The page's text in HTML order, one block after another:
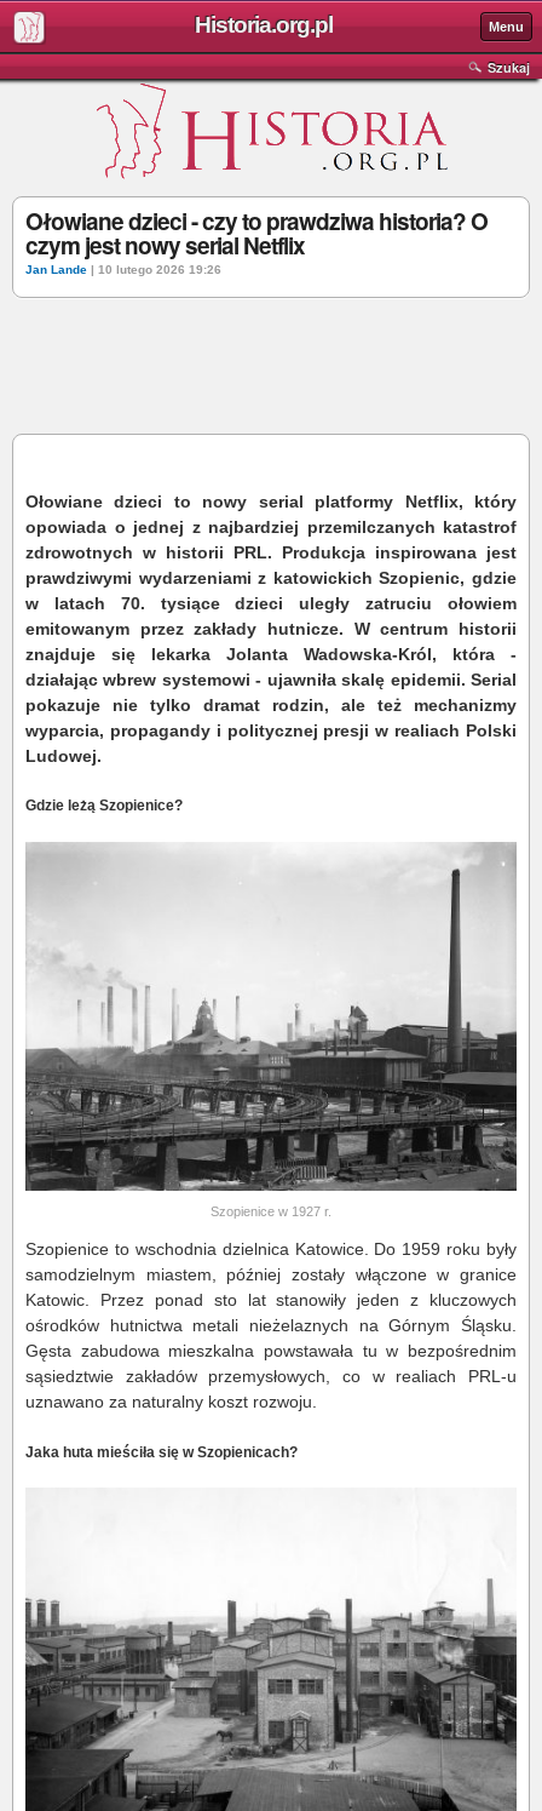
Historia.org.pl Menu
Szukaj
Ołowiane dzieci - czy to prawdziwa historia? O
czym jest nowy serial Netflix
Jan Lande | 10 lutego 2026 19:26
Ołowiane dzieci to nowy serial platformy Netflix, który
opowiada o jednej z najbardziej przemilczanych katastrof
zdrowotnych w historii PRL. Produkcja inspirowana jest
prawdziwymi wydarzeniami z katowickich Szopienic, gdzie
w latach 70. tysiące dzieci uległy zatruciu ołowiem
emitowanym przez zakłady hutnicze. W centrum historii
znajduje się lekarka Jolanta Wadowska-Król, która -
działając wbrew systemowi - ujawniła skalę epidemii. Serial
pokazuje nie tylko dramat rodzin, ale też mechanizmy
wyparcia, propagandy i politycznej presji w realiach Polski
Ludowej.
Gdzie leżą Szopienice?
Szopienice w 1927 r.
Szopienice to wschodnia dzielnica Katowice. Do 1959 roku były
samodzielnym miastem, później zostały włączone w granice
Katowic. Przez ponad sto lat stanowiły jeden z kluczowych
ośrodków hutnictwa metali nieżelaznych na Górnym Śląsku.
Gęsta zabudowa mieszkalna powstawała tu w bezpośrednim
sąsiedztwie zakładów przemysłowych, co w realiach PRL-u
uznawano za naturalny koszt rozwoju.
Jaka huta mieściła się w Szopienicach?